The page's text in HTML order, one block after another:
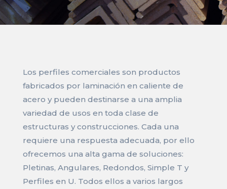
Los perfiles comerciales son productos
fabricados por laminación en caliente de
acero y pueden destinarse a una amplia
variedad de usos en toda clase de
estructuras y construcciones. Cada una
requiere una respuesta adecuada, por ello
ofrecemos una alta gama de soluciones:
Pletinas, Angulares, Redondos, Simple T y
Perfiles en U. Todos ellos a varios largos